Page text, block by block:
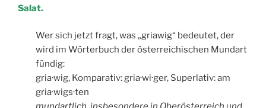
Salat.
Wer sich jetzt fragt, was „griawig“ bedeutet, der
wird im Wörterbuch der österreichischen Mundart
fündig:
gria·wig, Komparativ: gria·wi·ger, Superlativ: am
gria·wigs·ten